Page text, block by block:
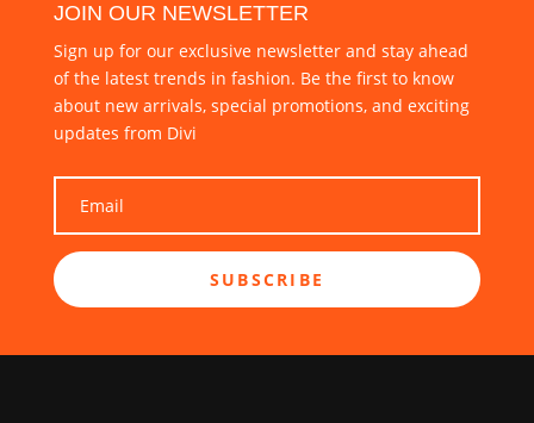
JOIN OUR NEWSLETTER
Sign up for our exclusive newsletter and stay ahead
of the latest trends in fashion. Be the first to know
about new arrivals, special promotions, and exciting
updates from Divi
SUBSCRIBE